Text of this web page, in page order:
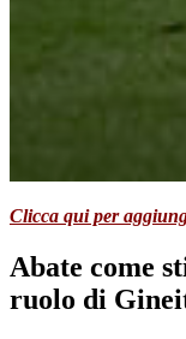
Clicca qui per
Abate come
ruolo di